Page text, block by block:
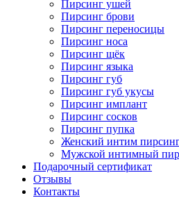
Пирсинг ушей
Пирсинг брови
Пирсинг переносицы
Пирсинг носа
Пирсинг щёк
Пирсинг языка
Пирсинг губ
Пирсинг губ укусы
Пирсинг имплант
Пирсинг сосков
Пирсинг пупка
Женский интим
Мужской интимный
Подарочный сертификат
Отзывы
Контакты